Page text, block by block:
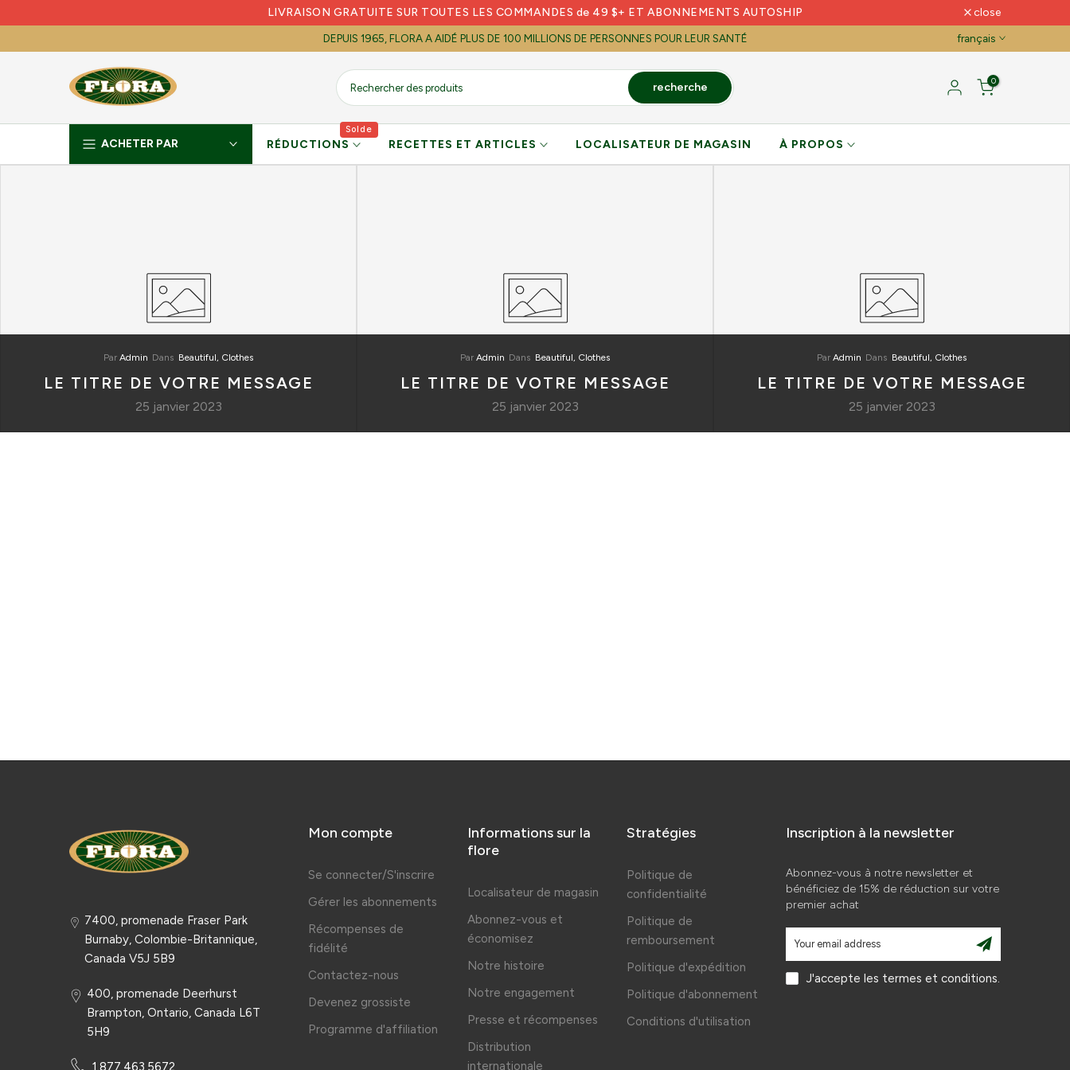
content
LIVRAISON GRATUITE SUR TOUTES LES COMMANDES de 49 $+ ET ABONNEMENTS AUTOSHIP close
DEPUIS 1965, FLORA A AIDÉ PLUS DE 100 MILLIONS DE PERSONNES POUR LEUR SANTÉ français
recherche 0
ACHETER PAR RÉDUCTIONS
Solde
RECETTES ET ARTICLES LOCALISATEUR DE MAGASIN À PROPOS
Par Admin Dans Beautiful, Clothes
LE TITRE DE VOTRE MESSAGE
25 janvier 2023
Par Admin Dans Beautiful, Clothes
LE TITRE DE VOTRE MESSAGE
25 janvier 2023
Par Admin Dans Beautiful, Clothes
LE TITRE DE VOTRE MESSAGE
25 janvier 2023
7400, promenade Fraser Park
Burnaby, Colombie-Britannique,
Canada V5J 5B9
400, promenade Deerhurst
Brampton, Ontario, Canada L6T
5H9
1.877.463.5672
Mon compte
Se connecter/S'inscrire
Gérer les abonnements
Récompenses de
fidélité
Contactez-nous
Devenez grossiste
Programme d'affiliation
Informations sur la
flore
Localisateur de magasin
Abonnez-vous et
économisez
Notre histoire
Notre engagement
Presse et récompenses
Distribution
internationale
Stratégies
Politique de
confidentialité
Politique de
remboursement
Politique d'expédition
Politique d'abonnement
Conditions d'utilisation
Inscription à la newsletter
Abonnez-vous à notre newsletter et
bénéficiez de 15% de réduction sur votre
premier achat
J'accepte les termes et conditions.